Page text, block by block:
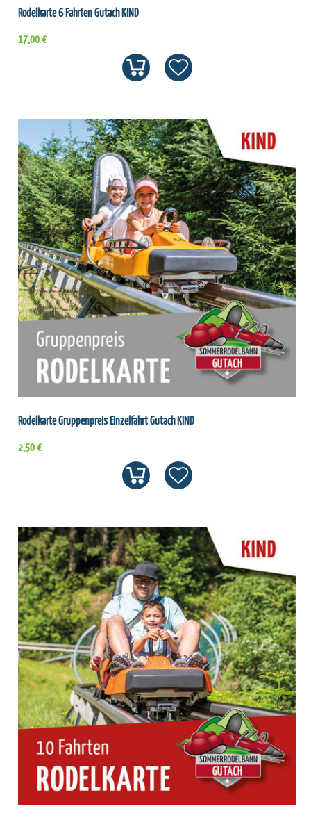
Rodelkarte 6 Fahrten Gutach KIND
17,00 €
Rodelkarte Gruppenpreis Einzelfahrt Gutach KIND
2,50 €